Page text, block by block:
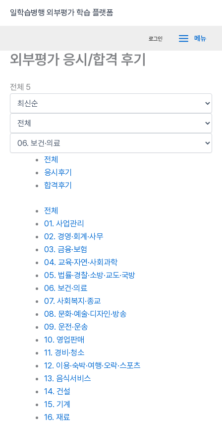
일학습병행 외부평가 학습 플랫폼
로그인
Menu
메뉴
외부평가 응시/합격 후기
전체 5
전체
응시후기
합격후기
전체
01. 사업관리
02. 경영·회계·사무
03. 금융·보험
04. 교육·자연·사회과학
05. 법률·경찰·소방·교도·국방
06. 보건·의료
07. 사회복지·종교
08. 문화·예술·디자인·방송
09. 운전·운송
10. 영업판매
11. 경비·청소
12. 이용·숙박·여행·오락·스포츠
13. 음식서비스
14. 건설
15. 기계
16. 재료